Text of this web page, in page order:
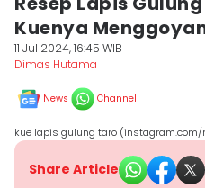
Kuenya
11 Jul 2024, 16:45 WIB
Dimas Hutama
News Channel
kue lapis gulung taro
Share Article